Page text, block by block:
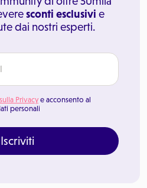
sconti esclusivi e
dai nostri esperti.
Privacy e acconsento al
personali
Iscriviti